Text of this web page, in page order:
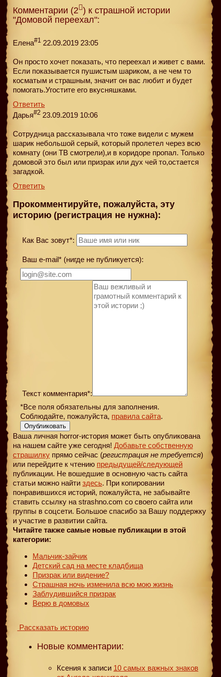
Комментарии (2 ) к страшной истории
"Домовой переехал":
Елена#1 22.09.2019 23:05
Он просто хочет показать, что переехал и живет с вами.
Если показывается пушистым шариком, а не чем то
косматым и страшным, значит он вас любит и будет
помогать.Угостите его вкусняшками.
Ответить
Дарья#2 23.09.2019 10:06
Сотрудница рассказывала что тоже видели с мужем
шарик небольшой серый, который пролетел через всю
комнату (они ТВ смотрели),и в коридоре пропал. Только
домовой это был или призрак или дух чей то,остается
загадкой.
Ответить
Прокомментируйте, пожалуйста, эту
историю (регистрация не нужна):
Как Вас зовут*:
Ваш e-mail* (нигде не публикуется):
Текст комментария*:
*Все поля обязательны для заполнения.
Соблюдайте, пожалуйста, правила сайта.
Опубликовать
Ваша личная horror-история может быть опубликована
на нашем сайте уже сегодня! Добавьте собственную
страшилку прямо сейчас (регистрация не требуется)
или перейдите к чтению предыдущей/следующей
публикации. Не вошедшие в основную часть сайта
статьи можно найти здесь. При копировании
понравившихся историй, пожалуйста, не забывайте
ставить ссылку на strashno.com со своего сайта или
группы в соцсети. Большое спасибо за Вашу поддержку
и участие в развитии сайта.
Читайте также самые новые публикации в этой
категории:
Мальчик-зайчик
Детский сад на месте кладбища
Призрак или видение?
Страшная ночь изменила всю мою жизнь
Заблудившийся призрак
Верю в домовых
Рассказать историю
Новые комментарии:
Ксения к записи 10 самых важных знаков